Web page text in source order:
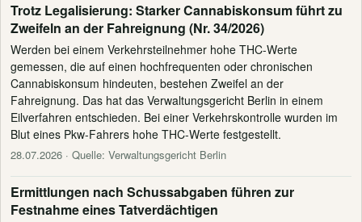
Trotz Legalisierung: Starker Cannabiskonsum führt zu
Zweifeln an der Fahreignung (Nr. 34/2026)
Werden bei einem Verkehrsteilnehmer hohe THC-Werte
gemessen, die auf einen hochfrequenten oder chronischen
Cannabiskonsum hindeuten, bestehen Zweifel an der
Fahreignung. Das hat das Verwaltungsgericht Berlin in einem
Eilverfahren entschieden. Bei einer Verkehrskontrolle wurden im
Blut eines Pkw-Fahrers hohe THC-Werte festgestellt.
28.07.2026 · Quelle: Verwaltungsgericht Berlin
Ermittlungen nach Schussabgaben führen zur
Festnahme eines Tatverdächtigen